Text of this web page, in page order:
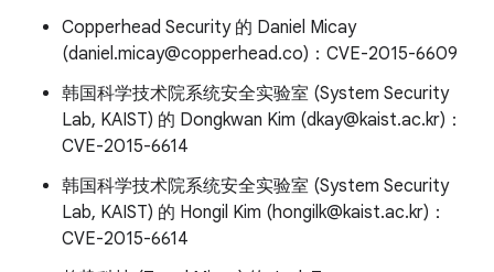
Copperhead Security 的 Daniel Micay
(daniel.micay@copperhead.co)：CVE-2015-6609
韩国科学技术院系统安全实验室 (System Security
Lab, KAIST) 的 Dongkwan Kim (dkay@kaist.ac.kr)：
CVE-2015-6614
韩国科学技术院系统安全实验室 (System Security
Lab, KAIST) 的 Hongil Kim (hongilk@kaist.ac.kr)：
CVE-2015-6614